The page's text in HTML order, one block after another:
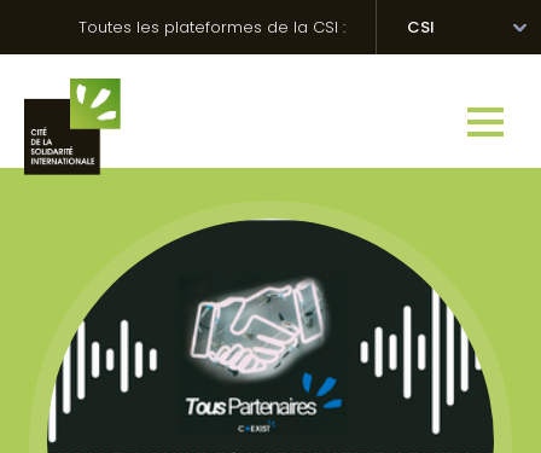
Toutes les plateformes de la CSI : CSI